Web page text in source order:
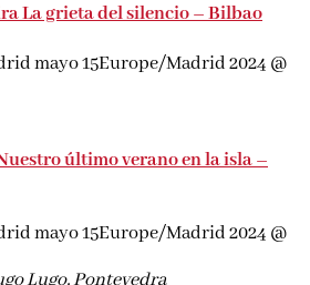
La grieta del silencio – Bilbao
mayo 15Europe/Madrid 2024 @
último verano en la isla –
mayo 15Europe/Madrid 2024 @
Lugo, Pontevedra